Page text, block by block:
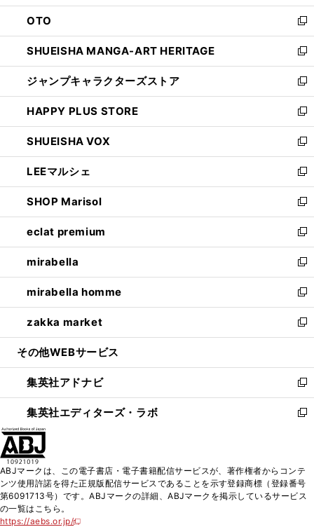
ウ
で
開
く
ン
ド
ウ
で
開
く
OTO
新
し
い
ウ
ィ
ン
ド
ウ
で
開
く
SHUEISHA MANGA-ART HERITAGE
新
し
い
ウ
ィ
ン
ド
ウ
で
開
く
ジャンプキャラクターズストア
新
し
い
ウ
ィ
ン
ド
ウ
で
開
く
HAPPY PLUS STORE
新
し
い
ウ
ィ
ン
ド
ウ
で
開
く
SHUEISHA VOX
新
し
い
ウ
ィ
ン
ド
ウ
で
開
く
LEEマルシェ
新
し
い
ウ
ィ
ン
ド
ウ
で
開
く
SHOP Marisol
新
し
い
ウ
ィ
ン
ド
ウ
で
開
eclat premium
新
し
い
ウ
ィ
ン
ド
ウ
開
く
mirabella
新
し
い
ウ
ィ
ン
ウ
で
開
く
mirabella homme
新
し
い
ウ
ン
ド
ウ
で
zakka market
新
し
ウ
ィ
ン
ド
く
その他WEBサービス
集英社アドナビ
新
し
い
ド
ウ
で
集英社エディターズ・ラボ
新
ィ
ン
ド
ABJマークは、この電子書店・電子書籍配信サービスが、著作権者からコンテ
ンツ使用許諾を得た正規版配信サービスであることを示す登録商標（登録番号
第6091713号）です。ABJマークの詳細、ABJマークを掲示しているサービス
の一覧はこちら。
https://aebs.or.jp/
新